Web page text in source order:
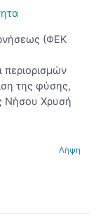
(ΦΕΚ
της φύσης,
Νήσου Χρυσή
Λήψη